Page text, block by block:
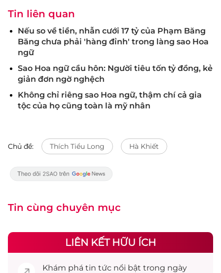
Tin liên quan
Nếu so về tiền, nhẫn cưới 17 tỷ của Phạm Băng
Băng chưa phải 'hàng đỉnh' trong làng sao Hoa
ngữ
Sao Hoa ngữ cầu hôn: Người tiêu tốn tỷ đồng, kẻ
giản đơn ngờ nghệch
Không chỉ riêng sao Hoa ngữ, thậm chí cả gia
tộc của họ cũng toàn là mỹ nhân
Chủ đề: Thích Tiểu Long Hà Khiết
Tin cùng chuyên mục
LIÊN KẾT HỮU ÍCH
Khám phá tin tức nổi bật trong ngày